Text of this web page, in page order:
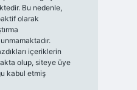
Bu nedenle,
olarak
içeriklerin
olup, siteye üye
kabul etmiş